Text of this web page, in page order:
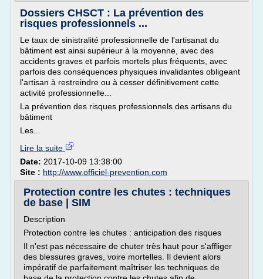
Dossiers CHSCT : La prévention des
risques professionnels ...
Le taux de sinistralité professionnelle de l'artisanat du
bâtiment est ainsi supérieur à la moyenne, avec des
accidents graves et parfois mortels plus fréquents, avec
parfois des conséquences physiques invalidantes obligeant
l'artisan à restreindre ou à cesser définitivement cette
activité professionnelle...
La prévention des risques professionnels des artisans du
bâtiment
Les...
Lire la suite
Date: 2017-10-09 13:38:00
Site : http://www.officiel-prevention.com
Protection contre les chutes : techniques
de base | SIM
Description
Protection contre les chutes : anticipation des risques
Il n'est pas nécessaire de chuter très haut pour s'affliger
des blessures graves, voire mortelles. Il devient alors
impératif de parfaitement maîtriser les techniques de